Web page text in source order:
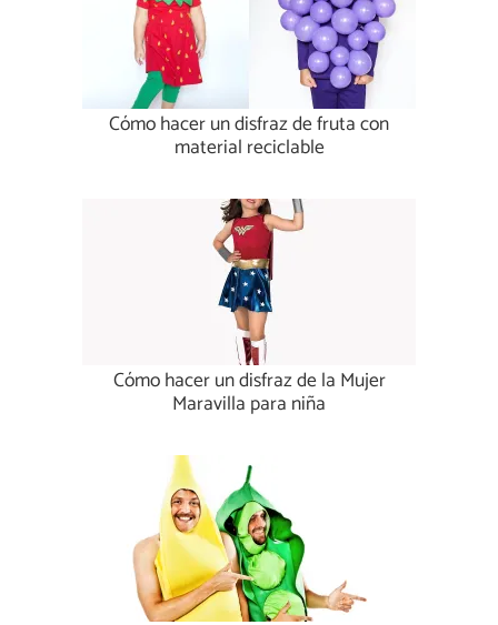
Cómo hacer un disfraz de fruta con
material reciclable
Cómo hacer un disfraz de la Mujer
Maravilla para niña